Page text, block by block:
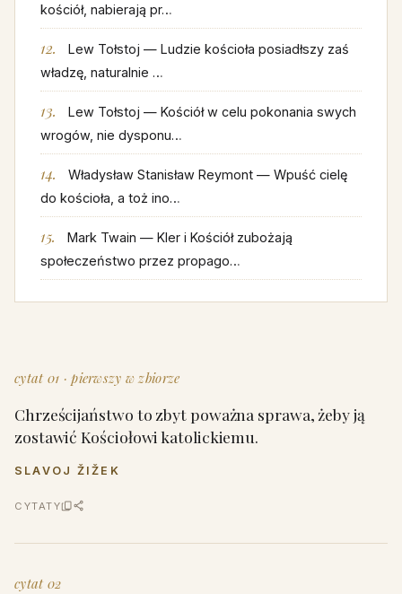
kościół, nabierają pr…
Lew Tołstoj — Ludzie kościoła posiadłszy zaś
władzę, naturalnie …
Lew Tołstoj — Kościół w celu pokonania swych
wrogów, nie dysponu…
Władysław Stanisław Reymont — Wpuść cielę
do kościoła, a toż ino…
Mark Twain — Kler i Kościół zubożają
społeczeństwo przez propago…
cytat 01 · pierwszy w zbiorze
Chrześcijaństwo to zbyt poważna sprawa, żeby ją
zostawić Kościołowi katolickiemu.
SLAVOJ ŽIŽEK
CYTATY
cytat 02